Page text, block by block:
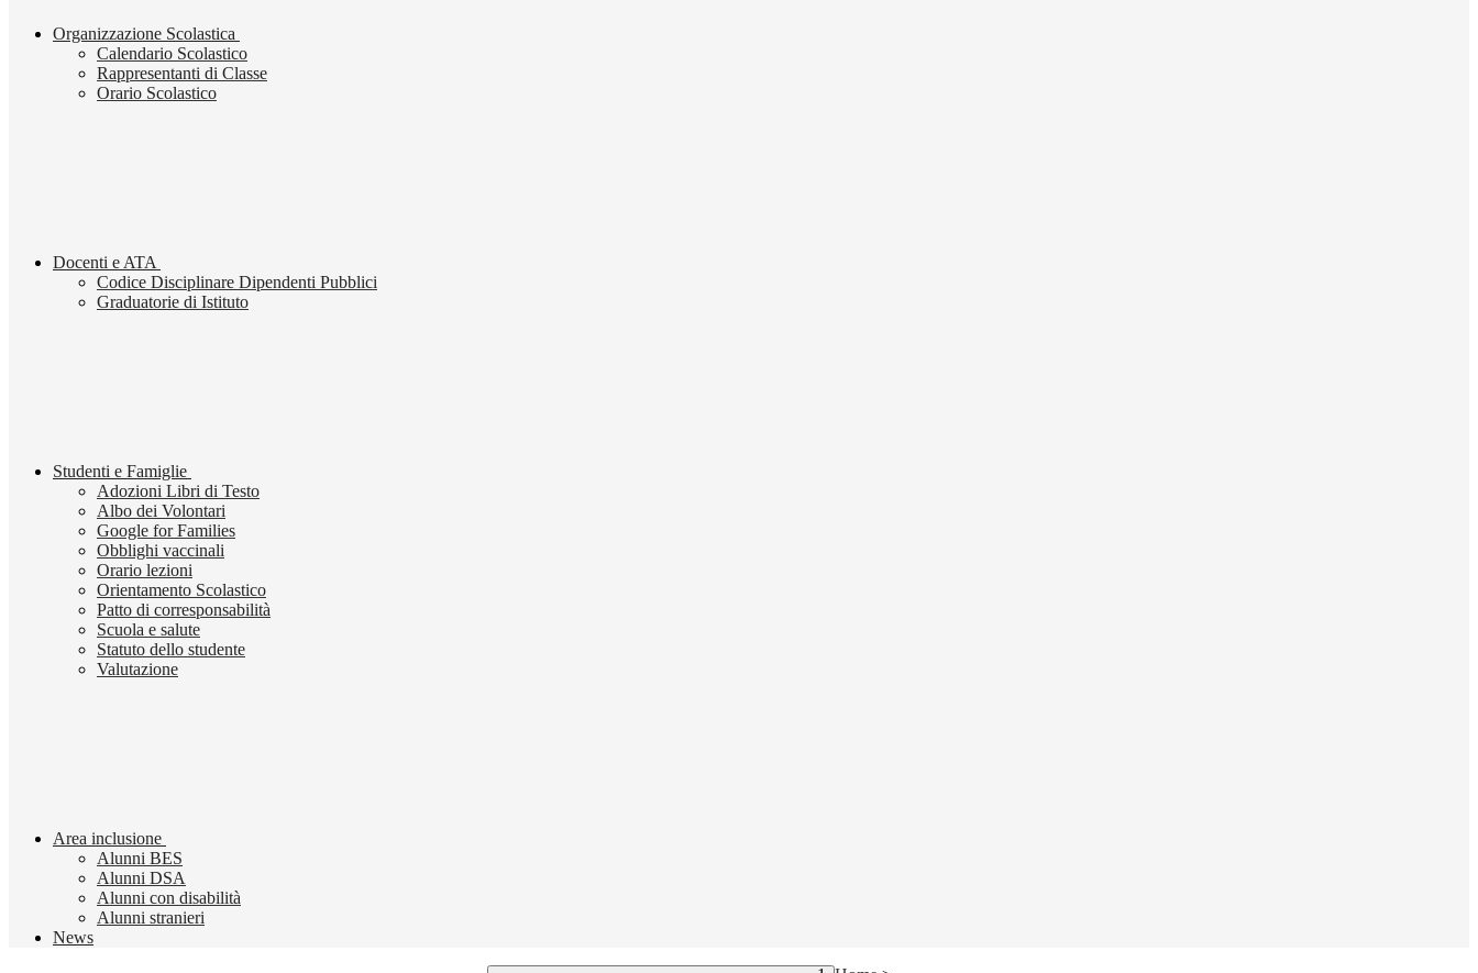
Organizzazione Scolastica
Calendario Scolastico
Rappresentanti di Classe
Orario Scolastico
Docenti e ATA
Codice Disciplinare Dipendenti Pubblici
Graduatorie di Istituto
Studenti e Famiglie
Adozioni Libri di Testo
Albo dei Volontari
Google for Families
Obblighi vaccinali
Orario lezioni
Orientamento Scolastico
Patto di corresponsabilità
Scuola e salute
Statuto dello studente
Valutazione
Area inclusione
Alunni BES
Alunni DSA
Alunni con disabilità
Alunni stranieri
News